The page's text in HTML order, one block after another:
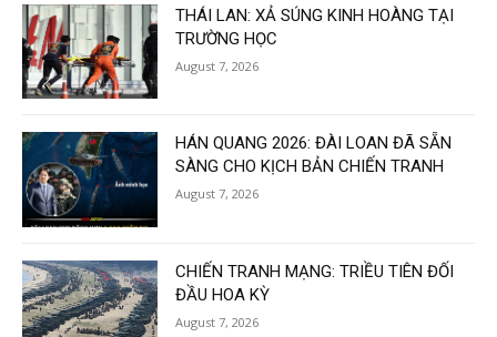
THÁI LAN: XẢ SÚNG KINH HOÀNG TẠI
TRƯỜNG HỌC
August 7, 2026
HÁN QUANG 2026: ĐÀI LOAN ĐÃ SẴN
SÀNG CHO KỊCH BẢN CHIẾN TRANH
August 7, 2026
CHIẾN TRANH MẠNG: TRIỀU TIÊN ĐỐI
ĐẦU HOA KỲ
August 7, 2026